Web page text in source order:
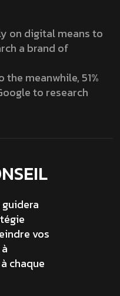
on digital means to
a brand of
meanwhile, 51%
to research
vos
chaque